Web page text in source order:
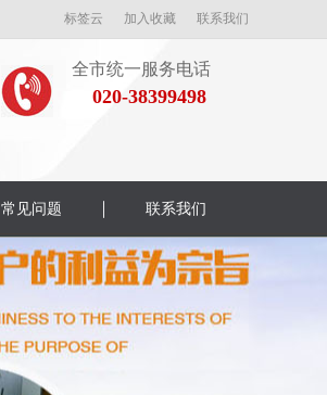
标签云 加入收藏 联系我们
全市统一服务电话
020-38399498
常见问题 联系我们